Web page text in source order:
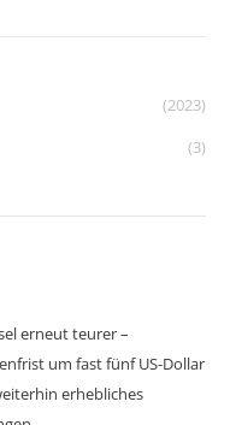
(2023)
(3)
erneut teurer –
um fast fünf US-Dollar
erhebliches